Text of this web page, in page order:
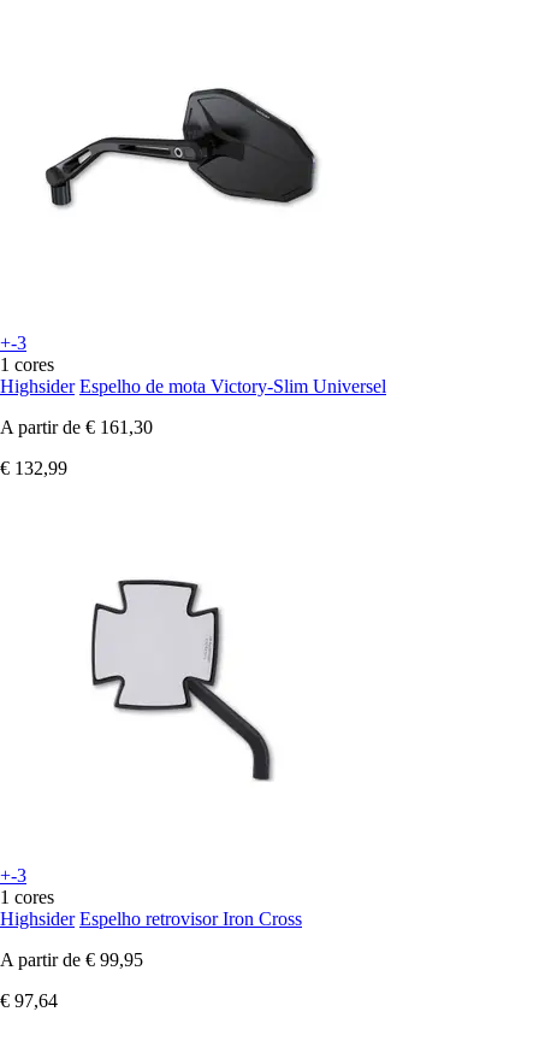
+-3
1 cores
Highsider Espelho de mota Victory-Slim Universel
A partir de € 161,30
€ 132,99
+-3
1 cores
Highsider Espelho retrovisor Iron Cross
A partir de € 99,95
€ 97,64